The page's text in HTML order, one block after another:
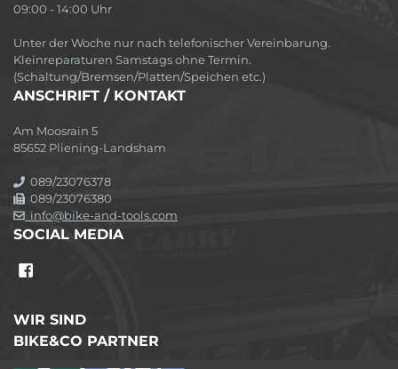
09:00 - 14:00 Uhr
Unter der Woche nur nach telefonischer Vereinbarung.
Kleinreparaturen Samstags ohne Termin.
(Schaltung/Bremsen/Platten/Speichen etc.)
ANSCHRIFT / KONTAKT
Am Moosrain 5
85652 Pliening-Landsham
089/23076378
089/23076380
info@bike-and-tools.com
SOCIAL MEDIA
WIR SIND
BIKE&CO PARTNER